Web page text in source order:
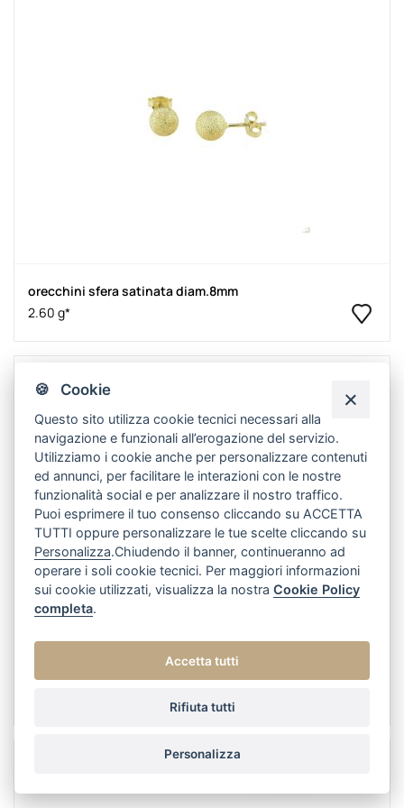
orecchini sfera satinata diam.8mm
2.60 g*
orecchini sfera satinata con gancio a monachina
diam.6mm
🍪 Cookie
Questo sito utilizza cookie tecnici necessari alla
navigazione e funzionali all’erogazione del servizio.
Utilizziamo i cookie anche per personalizzare contenuti
ed annunci, per facilitare le interazioni con le nostre
funzionalità social e per analizzare il nostro traffico.
Puoi esprimere il tuo consenso cliccando su ACCETTA
TUTTI oppure personalizzare le tue scelte cliccando su
Personalizza.Chiudendo il banner, continueranno ad
operare i soli cookie tecnici. Per maggiori informazioni
sui cookie utilizzati, visualizza la nostraCookie Policy
completa.
Accetta tutti
Rifiuta tutti
Personalizza